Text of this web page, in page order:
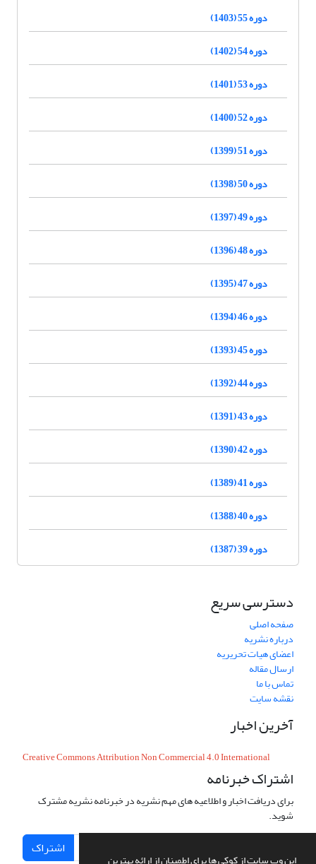
این وب سایت از کوکی ها برای اطمینان از ارائه بهترین
دوره 55 (1403)
دوره 54 (1402)
دوره 53 (1401)
دوره 52 (1400)
دوره 51 (1399)
دوره 50 (1398)
دوره 49 (1397)
دوره 48 (1396)
دوره 47 (1395)
دوره 46 (1394)
دوره 45 (1393)
دوره 44 (1392)
دوره 43 (1391)
دوره 42 (1390)
دوره 41 (1389)
دوره 40 (1388)
دوره 39 (1387)
دسترسی سریع
صفحه اصلی
درباره نشریه
اعضای هیات تحریریه
ارسال مقاله
تماس با ما
نقشه سایت
آخرین اخبار
Creative Commons Attribution Non Commercial 4.0 International
اشتراک خبرنامه
برای دریافت اخبار و اطلاعیه های مهم نشریه در خبرنامه نشریه مشترک
شوید.
اشتراک